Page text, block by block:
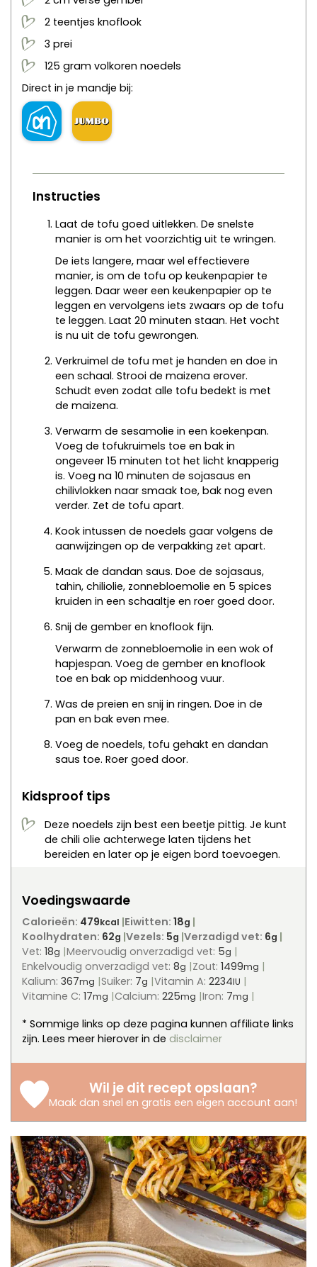
2 teentjes knoflook
3 prei
125 gram volkoren noedels
Direct in je mandje bij:
Instructies
Laat de tofu goed uitlekken. De snelste
manier is om het voorzichtig uit te wringen.
De iets langere, maar wel effectievere
manier, is om de tofu op keukenpapier te
leggen. Daar weer een keukenpapier op te
leggen en vervolgens iets zwaars op de tofu
te leggen. Laat 20 minuten staan. Het vocht
is nu uit de tofu gewrongen.
Verkruimel de tofu met je handen en doe in
een schaal. Strooi de maizena erover.
Schudt even zodat alle tofu bedekt is met
de maizena.
Verwarm de sesamolie in een koekenpan.
Voeg de tofukruimels toe en bak in
ongeveer 15 minuten tot het licht knapperig
is. Voeg na 10 minuten de sojasaus en
chilivlokken naar smaak toe, bak nog even
verder. Zet de tofu apart.
Kook intussen de noedels gaar volgens de
aanwijzingen op de verpakking zet apart.
Maak de dandan saus. Doe de sojasaus,
tahin, chiliolie, zonnebloemolie en 5 spices
kruiden in een schaaltje en roer goed door.
Snij de gember en knoflook fijn.
Verwarm de zonnebloemolie in een wok of
hapjespan. Voeg de gember en knoflook
toe en bak op middenhoog vuur.
Was de preien en snij in ringen. Doe in de
pan en bak even mee.
Voeg de noedels, tofu gehakt en dandan
saus toe. Roer goed door.
Kidsproof tips
Deze noedels zijn best een beetje pittig. Je kunt
de chili olie achterwege laten tijdens het
bereiden en later op je eigen bord toevoegen.
Voedingswaarde
Calorieën: 479kcal
Koolhydraten: 62g
Eiwitten: 18g
Vet: 18g
Verzadigd vet: 6g
Meervoudig onverzadigd vet: 5g
Enkelvoudig onverzadigd vet: 8g Zout: 1499mg
Kalium: 367mg
Vezels: 5g
Suiker: 7g Vitamin A: 2234IU
Vitamine C: 17mg Calcium: 225mg Iron: 7mg
* Sommige links op deze pagina kunnen affiliate links
zijn. Lees meer hierover in de
disclaimer
Wil je dit recept opslaan?
Maak dan snel en gratis een eigen account aan!